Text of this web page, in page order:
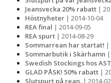
Jeansvecka 20% rabatt |
Höstnyheter | 2014-10-04
REA final | 2014-09-05
REA spurt | 2014-08-29
Sommarrean har startat! |
Sommarbutik i Skärhamn
Swedish Stockings hos
GLAD PÅSK! 50% rabatt |
Slutspurt på rean. | 2014-